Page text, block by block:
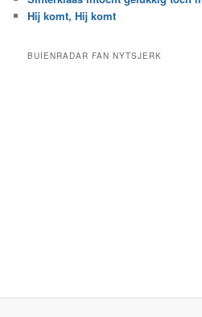
e
a
t
c
Hij komt, Hij komt
BUIENRADAR FAN NYTSJERK